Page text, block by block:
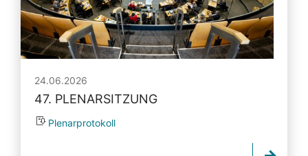
24.06.2026
47. PLENARSITZUNG
Plenarprotokoll